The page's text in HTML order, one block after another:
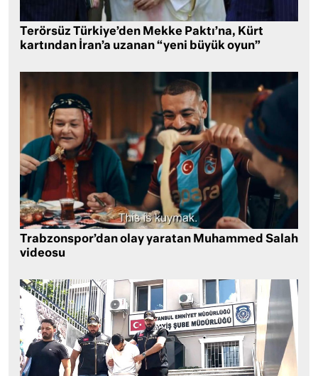
Terörsüz Türkiye’den Mekke Paktı’na, Kürt
kartından İran’a uzanan “yeni büyük oyun”
Trabzonspor’dan olay yaratan Muhammed Salah
videosu